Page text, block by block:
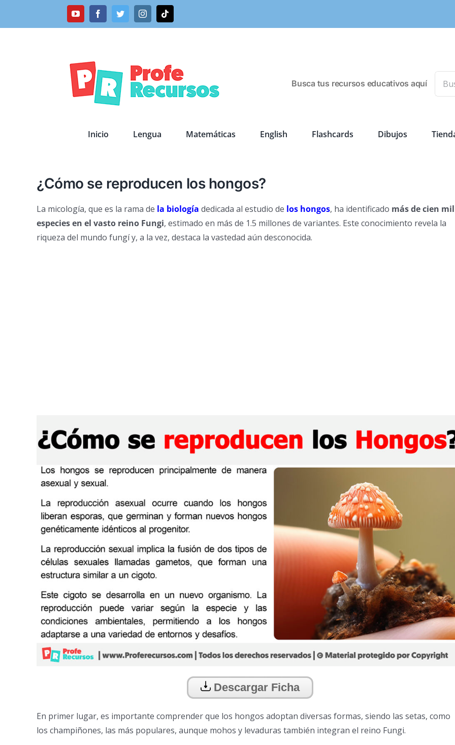
YouTubeFacebookTwitterInstagramTiktok
Busca tus recursos educativos aquí
Inicio Lengua Matemáticas English Flashcards Dibujos
¿Cómo se reproducen los hongos?
La micología, que es la rama de la biología dedicada al estudio de los hongos, ha identificado más de cien mil
especies en el vasto reino Fungi, estimado en más de 1.5 millones de variantes. Este conocimiento revela la
riqueza del mundo fungí y, a la vez, destaca la vastedad aún desconocida.
Descargar Ficha
En primer lugar, es importante comprender que los hongos adoptan diversas formas, siendo las setas, como
los champiñones, las más populares, aunque mohos y levaduras también integran el reino Fungi.